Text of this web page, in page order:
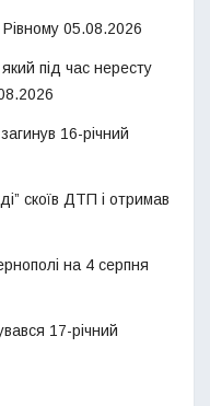
05.08.2026
під час нересту
16-річний
скоїв ДТП і отримав
на 4 серпня
17-річний